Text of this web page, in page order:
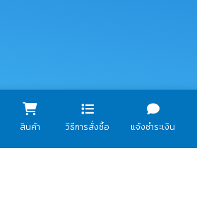
สินค้า วิธีการสั่งซื้อ แจ้งชำระเงิน